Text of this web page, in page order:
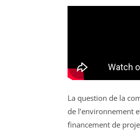
La question de la
de l’environnement
financement de